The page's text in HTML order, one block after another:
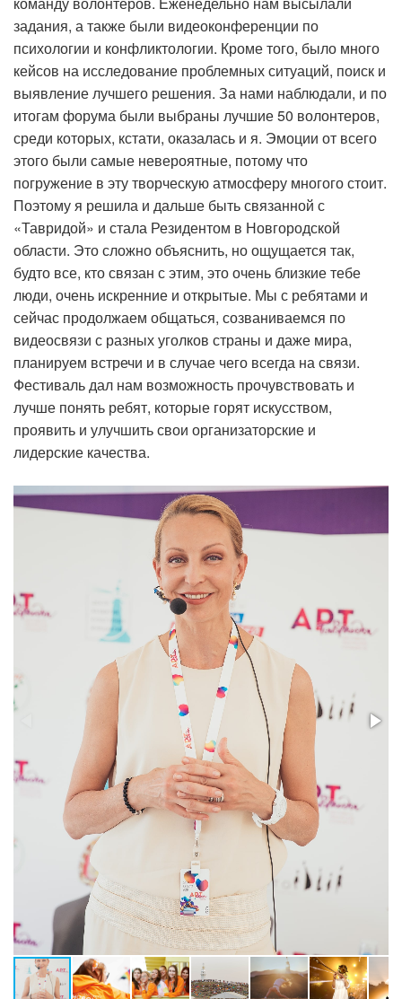
задания, а также были видеоконференции по
психологии и конфликтологии. Кроме того, было много
кейсов на исследование проблемных ситуаций, поиск и
выявление лучшего решения. За нами наблюдали, и по
итогам форума были выбраны лучшие 50 волонтеров,
среди которых, кстати, оказалась и я. Эмоции от всего
этого были самые невероятные, потому что
погружение в эту творческую атмосферу многого стоит.
Поэтому я решила и дальше быть связанной с
«Тавридой» и стала Резидентом в Новгородской
области. Это сложно объяснить, но ощущается так,
будто все, кто связан с этим, это очень близкие тебе
люди, очень искренние и открытые. Мы с ребятами и
сейчас продолжаем общаться, созваниваемся по
видеосвязи с разных уголков страны и даже мира,
планируем встречи и в случае чего всегда на связи.
Фестиваль дал нам возможность прочувствовать и
лучше понять ребят, которые горят искусством,
проявить и улучшить свои организаторские и
лидерские качества.